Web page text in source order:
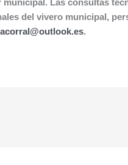
municipal. Las consultas
del vivero municipal,
.